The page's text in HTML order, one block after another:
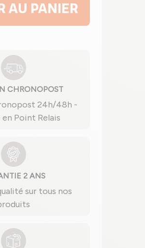
AU PANIER
CHRONOPOST
24h/48h -
Point Relais
2 ANS
sur tous nos